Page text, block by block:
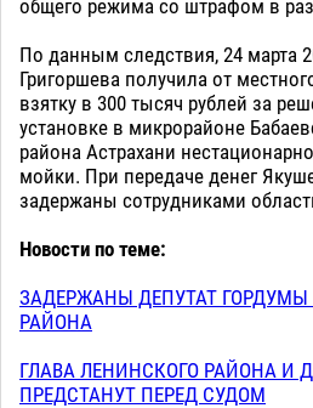
общего режима со штрафом в
По данным следствия, 24 марта
Григоршева получила от
взятку в 300 тысяч рублей за
установке в микрорайоне
района Астрахани
мойки. При передаче денег
задержаны сотрудниками
Новости по теме:
ЗАДЕРЖАНЫ ДЕПУТАТ ГОРДУМЫ
РАЙОНА
ГЛАВА ЛЕНИНСКОГО РАЙОНА И
ПРЕДСТАНУТ ПЕРЕД СУДОМ